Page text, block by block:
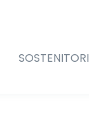
SOSTENITORI